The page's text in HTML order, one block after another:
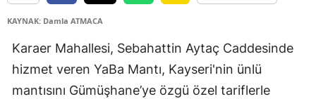
Hatay
Isparta
KAYNAK: Damla ATMACA
Karaer Mahallesi, Sebahattin Aytaç Caddesinde
hizmet veren YaBa Mantı, Kayseri'nin ünlü
mantısını Gümüşhane’ye özgü özel tariflerle